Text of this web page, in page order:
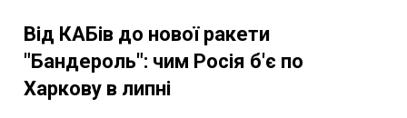
Від КАБів до нової ракети
"Бандероль": чим Росія б'є по
Харкову в липні